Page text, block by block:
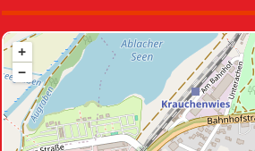
+
−